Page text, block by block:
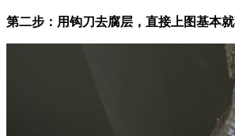
第二步：用钩刀去腐层，直接上图基本就